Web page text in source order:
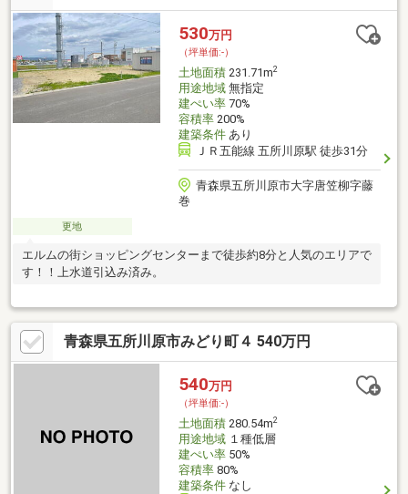
530万円
（坪単価:-）
土地面積231.71m2
用途地域無指定
建ぺい率70%
容積率200%
建築条件あり
ＪＲ五能線 五所川原駅 徒歩31分
青森県五所川原市大字唐笠柳字藤
巻
更地
エルムの街ショッピングセンターまで徒歩約8分と人気のエリアで
す！！上水道引込み済み。
青森県五所川原市みどり町４ 540万円
540万円
（坪単価:-）
土地面積280.54m2
用途地域１種低層
建ぺい率50%
容積率80%
建築条件なし